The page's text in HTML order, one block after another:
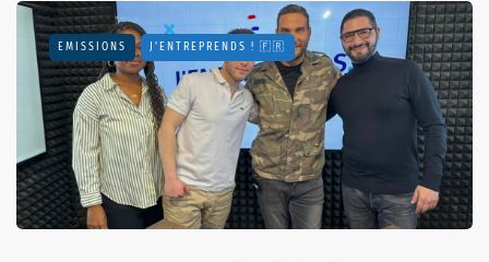
EMISSIONS J'ENTREPRENDS ! 🇫🇷